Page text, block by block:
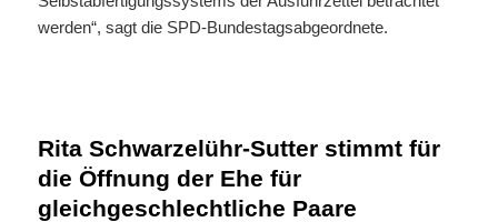
werden“, sagt die SPD-Bundestagsabgeordnete.
Rita Schwarzelühr-Sutter stimmt für
die Öffnung der Ehe für
gleichgeschlechtliche Paare